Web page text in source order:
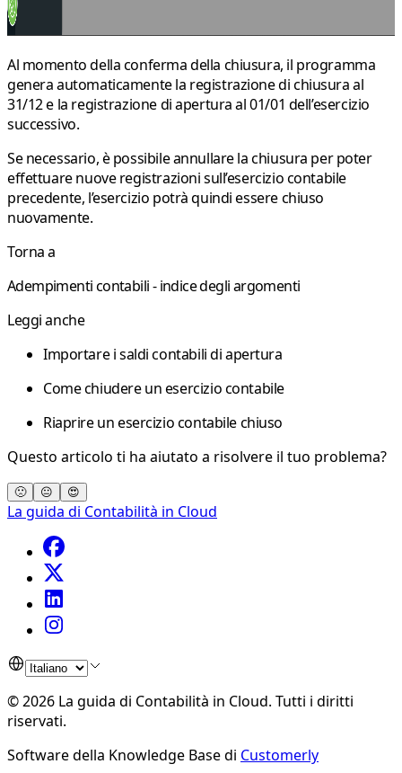
Al momento della conferma della chiusura, il programma
genera automaticamente la registrazione di chiusuraal
31/12 e la registrazione di aperturaal 01/01 dell’esercizio
successivo.
Se necessario, è possibile annullare la chiusura per poter
effettuare nuove registrazioni sull’esercizio contabile
precedente, l’esercizio potrà quindi essere chiuso
nuovamente.
Torna a
Adempimenti contabili - indice degli argomenti
Leggi anche
Importare i saldi contabili di apertura
Come chiudere un esercizio contabile
Riaprire un esercizio contabile chiuso
Questo articolo ti ha aiutato a risolvere il tuo problema?
🙁 😐 😍
La guida di Contabilità in Cloud
©2026 La guida di Contabilità in Cloud. Tutti i diritti
riservati.
Software della Knowledge Base di Customerly